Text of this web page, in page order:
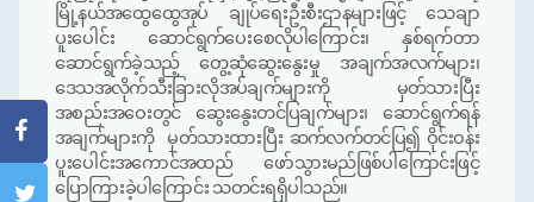
မြို့နယ်အထွေထွေအုပ် ချုပ်ရေးဦးစီးဌာနများဖြင့် သေချာ
ပူးပေါင်း ဆောင်ရွက်ပေးစေလိုပါကြောင်း၊ နှစ်ရက်တာ
ဆောင်ရွက်ခဲ့သည့် တွေ့ဆုံဆွေးနွေးမှု အချက်အလက်များ၊
ဒေသအလိုက်သီးခြားလိုအပ်ချက်များကို မှတ်သားပြီး
အစည်းအဝေးတွင် ဆွေးနွေးတင်ပြချက်များ၊ ဆောင်ရွက်ရန်
အချက်များကို မှတ်သားထားပြီး ဆက်လက်တင်ပြ၍ ဝိုင်းဝန်း
ပူးပေါင်းအကောင်အထည် ဖော်သွားမည်ဖြစ်ပါကြောင်းဖြင့်
ပြောကြားခဲ့ပါကြောင်း သတင်းရရှိပါသည်။